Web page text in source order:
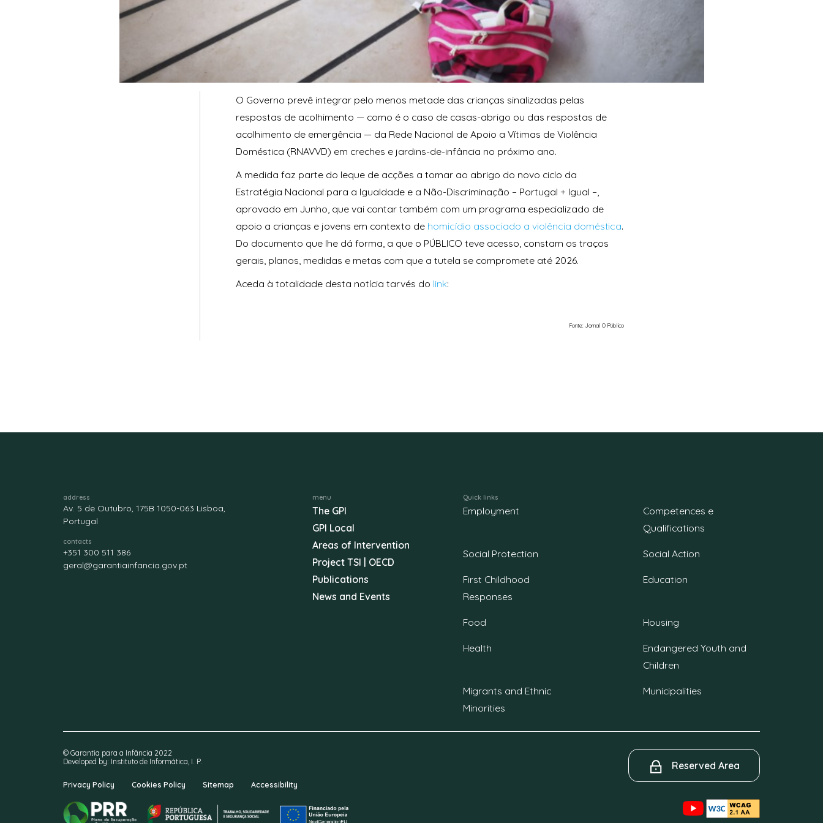
O Governo prevê integrar pelo menos metade das crianças sinalizadas pelas
respostas de acolhimento — como é o caso de casas-abrigo ou das respostas de
acolhimento de emergência — da Rede Nacional de Apoio a Vítimas de Violência
Doméstica (RNAVVD) em creches e jardins-de-infância no próximo ano.
A medida faz parte do leque de acções a tomar ao abrigo do novo ciclo da
Estratégia Nacional para a Igualdade e a Não-Discriminação – Portugal + Igual –,
aprovado em Junho, que vai contar também com um programa especializado de
apoio a crianças e jovens em contexto de homicídio associado a violência doméstica.
Do documento que lhe dá forma, a que o PÚBLICO teve acesso, constam os traços
gerais, planos, medidas e metas com que a tutela se compromete até 2026.
Aceda à totalidade desta notícia tarvés do link:
Fonte: Jornal O Público
address
Av. 5 de Outubro, 175B 1050-063 Lisboa,
Portugal
contacts
+351 300 511 386
geral@garantiainfancia.gov.pt
menu
The GPI
GPI Local
Areas of Intervention
Project TSI | OECD
Publications
News and Events
Quick links
Employment
Competences e
Qualifications
Social Protection Social Action
First Childhood
Responses
Education
Food Housing
Health
Endangered Youth and
Children
Migrants and Ethnic
Minorities
Municipalities
© Garantia para a Infância 2022
Developed by: Instituto de Informática, I. P.
Privacy Policy Cookies Policy Sitemap Accessibility
Reserved Area